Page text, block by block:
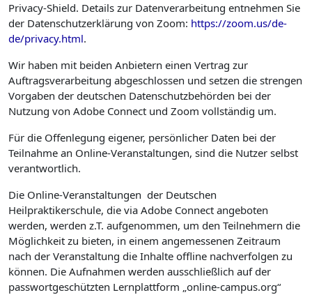
Privacy-Shield. Details zur Datenverarbeitung entnehmen Sie
der Datenschutzerklärung von Zoom: https://zoom.us/de-
de/privacy.html.
Wir haben mit beiden Anbietern einen Vertrag zur
Auftragsverarbeitung abgeschlossen und setzen die strengen
Vorgaben der deutschen Datenschutzbehörden bei der
Nutzung von Adobe Connect und Zoom vollständig um.
Für die Offenlegung eigener, persönlicher Daten bei der
Teilnahme an Online-Veranstaltungen, sind die Nutzer selbst
verantwortlich.
Die Online-Veranstaltungen der Deutschen
Heilpraktikerschule, die via Adobe Connect angeboten
werden, werden z.T. aufgenommen, um den Teilnehmern die
Möglichkeit zu bieten, in einem angemessenen Zeitraum
nach der Veranstaltung die Inhalte offline nachverfolgen zu
können. Die Aufnahmen werden ausschließlich auf der
passwortgeschützten Lernplattform „online-campus.org“